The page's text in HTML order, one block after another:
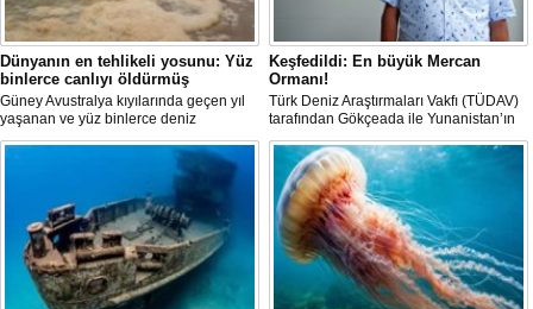
Dünyanın en tehlikeli yosunu: Yüz
binlerce canlıyı öldürmüş
Güney Avustralya kıyılarında geçen yıl
yaşanan ve yüz binlerce deniz
canlısının ölümüne yol açan çevre
felaketinin arkasındaki yosun türü
incelendi. Araştırmacılar, söz konusu
mikroalgin bugüne kadar incelenen
türler arasında en zehirli örnek
olduğunu ortaya çıkardı.
Keşfedildi: En büyük Mercan
Ormanı!
Türk Deniz Araştırmaları Vakfı (TÜDAV)
tarafından Gökçeada ile Yunanistan’ın
Semadirek Adası arasında yürütülen
araştırmada, Türkiye kara sularında 70
ila 120 metre derinlikte ve 2
kilometreden fazla uzunlukta, Ege
Denizi’ndeki en büyük mercan ormanı
keşfedildi.